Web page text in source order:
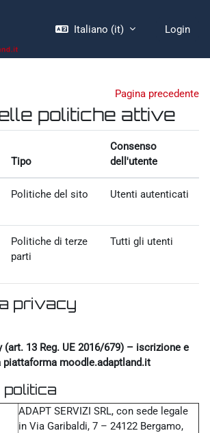
Italiano ‎(it)‎ Login
Pagina precedente
politiche attive
Tipo
Consenso
dell'utente
Politiche del sito Utenti autenticati
Politiche di terze
parti
Tutti gli utenti
privacy
(art. 13 Reg. UE 2016/679) – iscrizione e
piattaforma moodle.adaptland.it
ADAPT SERVIZI SRL, con sede legale
in Via Garibaldi, 7 – 24122 Bergamo,